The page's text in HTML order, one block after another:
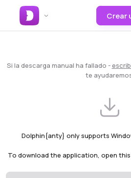
Crear
Si la descarga manual ha fallado -
te
Dolphin{anty} only supports
To download the application, open